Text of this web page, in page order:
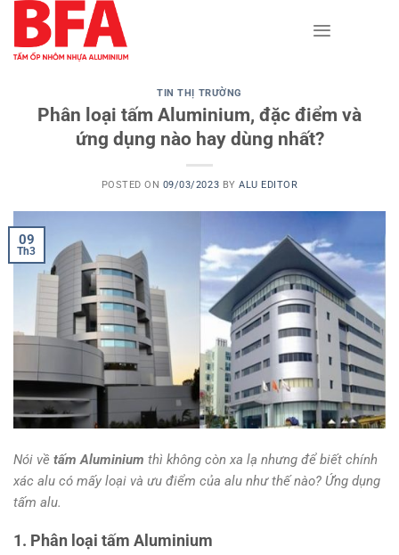
content
TIN THỊ TRƯỜNG
Phân loại tấm Aluminium, đặc điểm và
ứng dụng nào hay dùng nhất?
POSTED ON 09/03/2023 BYALU EDITOR
09
Th3
Nói về tấm Aluminium thì không còn xa lạ nhưng để biết chính
xác alu có mấy loại và ưu điểm của alu như thế nào? Ứng dụng
tấm alu.
1. Phân loại tấm Aluminium